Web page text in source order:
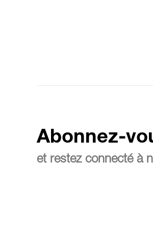
Abonnez-
et restez connecté à